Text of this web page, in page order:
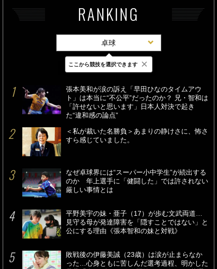
RANKING
卓球
最新 24時間 週間
張本美和が涙の訴え「早田ひなのタイムアウ
ト」は本当に“不公平”だったのか？ 兄・智和は
「許せないと思います」日本人対決で起き
た“違和感の論点”
＜私が裁いた名勝負＞あまりの静けさに、怖さ
すら感じていました。
なぜ卓球界には“スーパー小中学生”が続出する
のか 年上選手に「健闘した」では許されない
厳しい事情とは
平野美宇の妹・亜子（17）が歩む文武両道…
見守る母が発達障害を「隠すことではない」と
公にする理由《張本智和の妹と対戦》
敗戦後の伊藤美誠（23歳）は涙が止まらなか
った…心身ともに苦しんだ選考過程、明かした
ここから競技を選択できます ×